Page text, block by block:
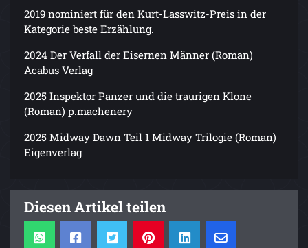
2019 nominiert für den Kurt-Lasswitz-Preis in der
Kategorie beste Erzählung.
2024 Der Verfall der Eisernen Männer (Roman)
Acabus Verlag
2025 Inspektor Panzer und die traurigen Klone
(Roman) p.machenery
2025 Midway Dawn Teil 1 Midway Trilogie (Roman)
Eigenverlag
Diesen Artikel teilen